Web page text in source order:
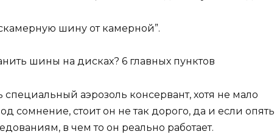
шину от камерной”.
аэрозоль консервант, хотя не мало
сомнение, стоит он не так дорого, да и если опять
в чем то он реально работает.